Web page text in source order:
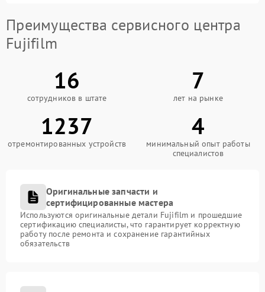
Преимущества сервисного центра
Fujifilm
16
сотрудников в штате
7
лет на рынке
1237
отремонтированных устройств
4
минимальный опыт работы
специалистов
Оригинальные запчасти и
сертифицированные мастера
Используются оригинальные детали Fujifilm и прошедшие
сертификацию специалисты, что гарантирует корректную
работу после ремонта и сохранение гарантийных
обязательств